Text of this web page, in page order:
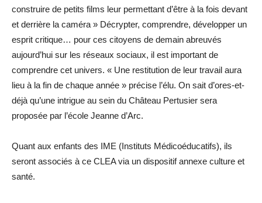
construire de petits films leur permettant d’être à la fois devant
et derrière la caméra » Décrypter, comprendre, développer un
esprit critique… pour ces citoyens de demain abreuvés
aujourd’hui sur les réseaux sociaux, il est important de
comprendre cet univers. « Une restitution de leur travail aura
lieu à la fin de chaque année » précise l’élu. On sait d’ores-et-
déjà qu’une intrigue au sein du Château Pertusier sera
proposée par l’école Jeanne d’Arc.
Quant aux enfants des IME (Instituts Médicoéducatifs), ils
seront associés à ce CLEA via un dispositif annexe culture et
santé.